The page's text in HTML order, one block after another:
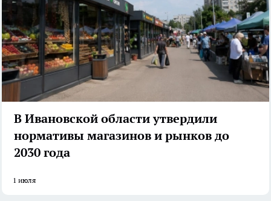
В Ивановской области утвердили
нормативы магазинов и рынков до
2030 года
1 июля